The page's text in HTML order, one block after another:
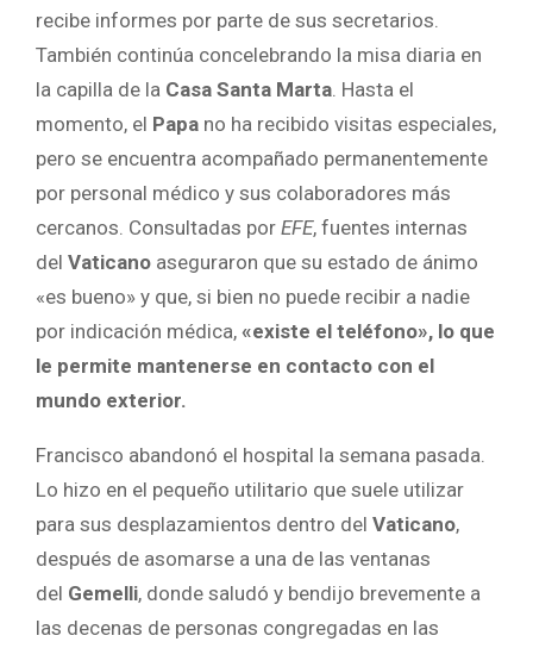
recibe informes por parte de sus secretarios.
También continúa concelebrando la misa diaria en
la capilla de la Casa Santa Marta . Hasta el
momento, el Papa no ha recibido visitas especiales,
pero se encuentra acompañado permanentemente
por personal médico y sus colaboradores más
cercanos. Consultadas por EFE, fuentes internas
del Vaticano aseguraron que su estado de ánimo
«es bueno» y que, si bien no puede recibir a nadie
por indicación médica, «existe el teléfono», lo que
le permite mantenerse en contacto con el
mundo exterior.
Francisco abandonó el hospital la semana pasada.
Lo hizo en el pequeño utilitario que suele utilizar
para sus desplazamientos dentro del Vaticano,
después de asomarse a una de las ventanas
del Gemelli, donde saludó y bendijo brevemente a
las decenas de personas congregadas en las